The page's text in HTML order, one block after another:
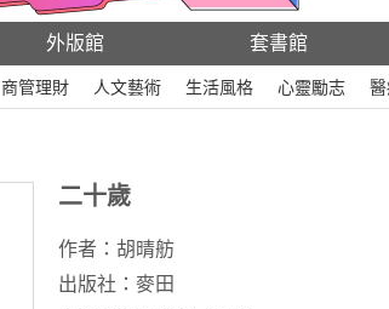
外版館 套書館
商管理財 人文藝術 生活風格 心靈勵志
二十歲
作者： 胡晴舫
出版社： 麥田